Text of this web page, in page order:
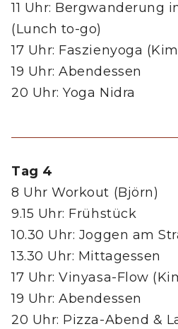
11 Uhr: Bergwanderung
(Lunch to-go)
17 Uhr: Faszienyoga
19 Uhr: Abendessen
20 Uhr: Yoga Nidra
Tag 4
8 Uhr Workout (Björn)
9.15 Uhr: Frühstück
10.30 Uhr: Joggen am
13.30 Uhr: Mittagessen
17 Uhr: Vinyasa-Flow
19 Uhr: Abendessen
20 Uhr: Pizza-Abend &